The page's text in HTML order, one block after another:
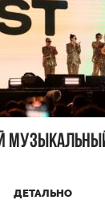
ДЕТАЛЬНО